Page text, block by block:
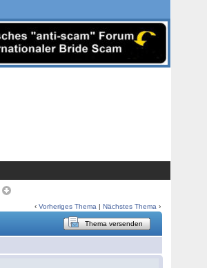
‹Vorheriges Thema |Nächstes Thema ›
Thema versenden